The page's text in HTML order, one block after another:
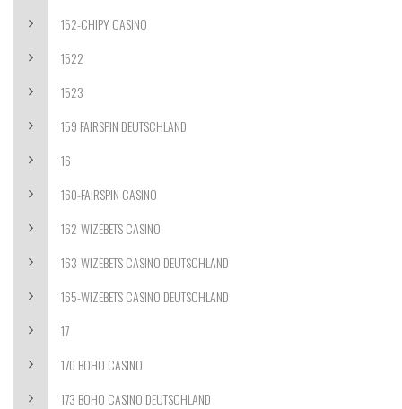
152-CHIPY CASINO
1522
1523
159 FAIRSPIN DEUTSCHLAND
16
160-FAIRSPIN CASINO
162-WIZEBETS CASINO
163-WIZEBETS CASINO DEUTSCHLAND
165-WIZEBETS CASINO DEUTSCHLAND
17
170 BOHO CASINO
173 BOHO CASINO DEUTSCHLAND